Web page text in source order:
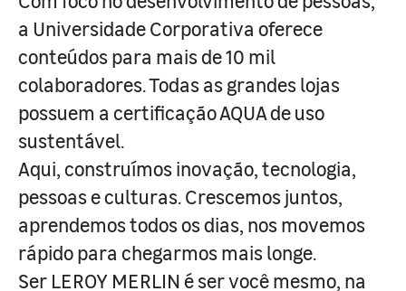
a Universidade Corporativa oferece
conteúdos para mais de 10 mil
colaboradores. Todas as grandes lojas
possuem a certificação AQUA de uso
sustentável.
Aqui, construímos inovação, tecnologia,
pessoas e culturas. Crescemos juntos,
aprendemos todos os dias, nos movemos
rápido para chegarmos mais longe.
Ser LEROY MERLIN é ser você mesmo, na